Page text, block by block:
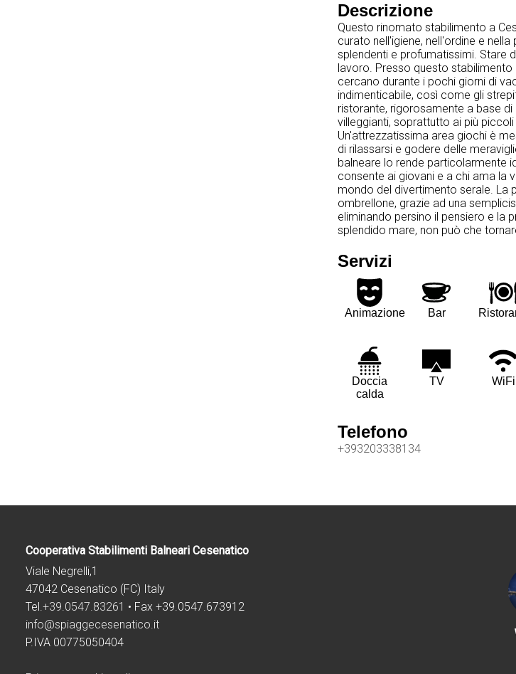
Descrizione
Questo rinomato stabilimento a
curato nell'igiene, nell'ordine e
splendenti e profumatissimi. Stare
lavoro. Presso questo
cercano durante i pochi giorni di
indimenticabile, così come gli
ristorante, rigorosamente a base
villeggianti, soprattutto ai più
Un'attrezzatissima area giochi è
di rilassarsi e godere delle
balneare lo rende particolarmente
consente ai giovani e a chi ama la
mondo del divertimento serale. La
ombrellone, grazie ad una
eliminando persino il pensiero e la
splendido mare, non può che
Servizi
Animazione Bar
Doccia
calda
TV WiFi
Telefono
+393203338134
Cooperativa Stabilimenti Balneari Cesenatico
Viale Negrelli,1
47042 Cesenatico (FC) Italy
Tel.+39.0547.83261 • Fax +39.0547.673912
info@spiaggecesenatico.it
P.IVA 00775050404